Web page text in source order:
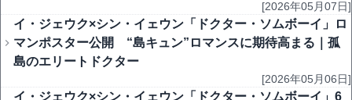
[2026年05月07日]
イ・ジェウク×シン・イェウン「ドクター・ソムボーイ」ロ
マンポスター公開 “島キュン”ロマンスに期待高まる｜孤
島のエリートドクター
[2026年05月06日]
イ・ジェウク×シン・イェウン「ドクター・ソムボーイ」6